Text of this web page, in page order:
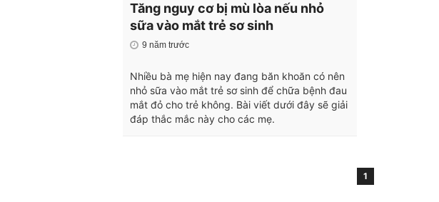
Tăng nguy cơ bị mù lòa nếu nhỏ
sữa vào mắt trẻ sơ sinh
9 năm trước
Nhiều bà mẹ hiện nay đang băn khoăn có nên
nhỏ sữa vào mắt trẻ sơ sinh để chữa bệnh đau
mắt đỏ cho trẻ không. Bài viết dưới đây sẽ giải
đáp thắc mắc này cho các mẹ.
1